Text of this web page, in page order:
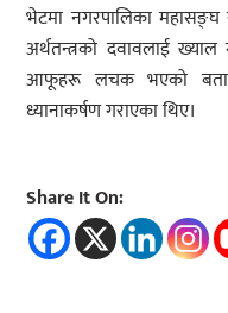
भेटमा नगरपालिका महासङ्घ
अर्थतन्त्रको दवावलाई
आफूहरू लचक भएको
ध्यानाकर्षण गराएका थिए।
Share It On: